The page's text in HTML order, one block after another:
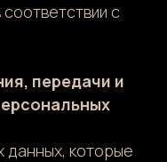
с
передачи и
данных, которые